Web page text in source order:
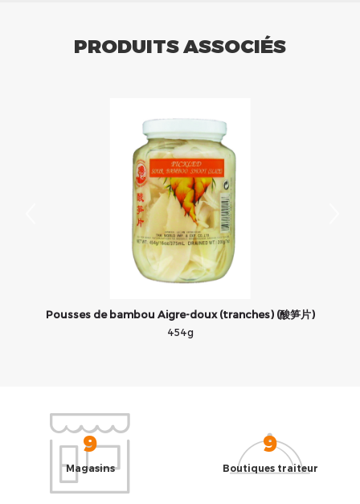
PRODUITS ASSOCIÉS
Pousses de bambou Aigre-doux (tranches) (酸笋片)
454g
9
Magasins
9
Boutiques traiteur